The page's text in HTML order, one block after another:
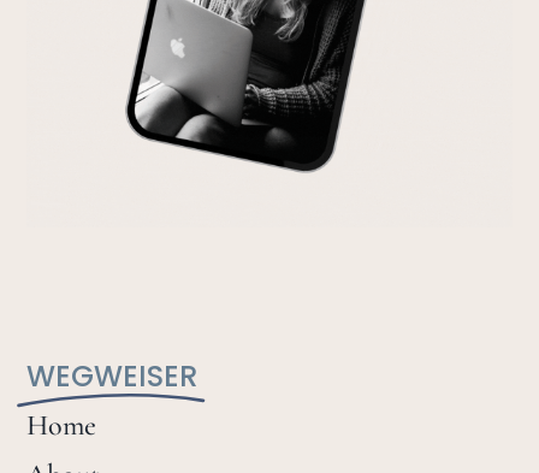
WEGWEISER
Home